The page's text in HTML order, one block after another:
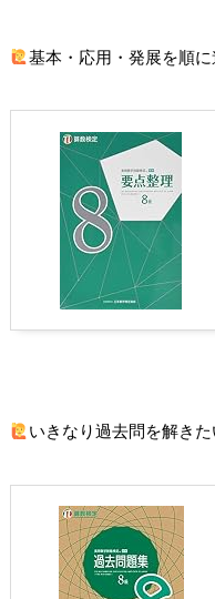
基本・応用・発展を順
いきなり過去問を解き